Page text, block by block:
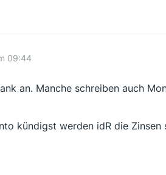
09:44
an. Manche schreiben auch
kündigst werden idR die